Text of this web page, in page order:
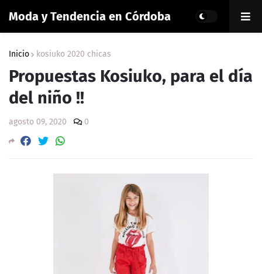
Moda y Tendencia en Córdoba
Inicio kosiuko 2020 chicas
Propuestas Kosiuko, para el día
del niño !!
agosto 09, 2020 0